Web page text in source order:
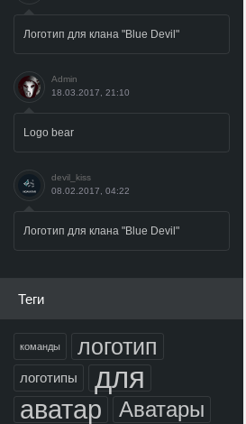
Логотип для клана "Blue Devil"
Admin
18.03.2017, 21:10
Logo bear
devil_kiss
08.02.2017, 04:22
Логотип для клана "Blue Devil"
Теги
команды логотип
логотипы для
аватар Аватары